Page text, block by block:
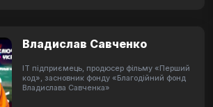
Владислав Савченко
ІТ підприємець, продюсер фільму «Перший
код», засновник фонду «Благодійний фонд
Владислава Савченка»